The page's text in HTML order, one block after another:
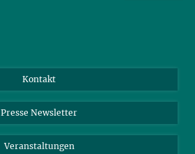
Kontakt
Presse Newsletter
Veranstaltungen